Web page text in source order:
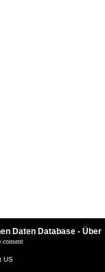
Daten Database - Über
consent
US